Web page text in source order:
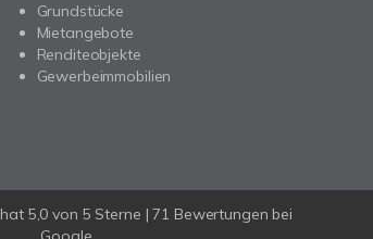
Grundstücke
Mietangebote
Renditeobjekte
Gewerbeimmobilien
hat 5,0 von 5 Sterne |71 Bewertungen bei